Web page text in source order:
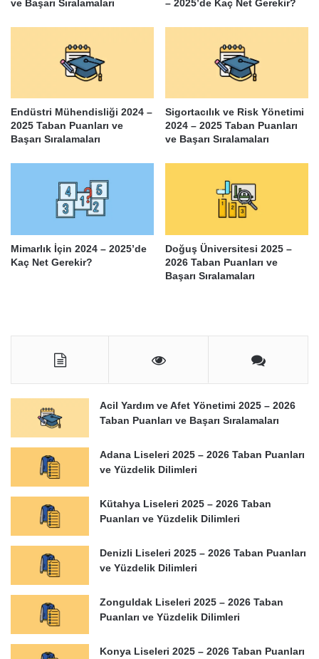
ve Başarı Sıralamaları – 2025’de Kaç Net Gerekir?
Endüstri Mühendisliği 2024 –
2025 Taban Puanları ve
Başarı Sıralamaları
Sigortacılık ve Risk Yönetimi
2024 – 2025 Taban Puanları
ve Başarı Sıralamaları
Mimarlık İçin 2024 – 2025’de
Kaç Net Gerekir?
Doğuş Üniversitesi 2025 –
2026 Taban Puanları ve
Başarı Sıralamaları
Acil Yardım ve Afet Yönetimi 2025 – 2026
Taban Puanları ve Başarı Sıralamaları
Adana Liseleri 2025 – 2026 Taban Puanları
ve Yüzdelik Dilimleri
Kütahya Liseleri 2025 – 2026 Taban
Puanları ve Yüzdelik Dilimleri
Denizli Liseleri 2025 – 2026 Taban Puanları
ve Yüzdelik Dilimleri
Zonguldak Liseleri 2025 – 2026 Taban
Puanları ve Yüzdelik Dilimleri
Konya Liseleri 2025 – 2026 Taban Puanları